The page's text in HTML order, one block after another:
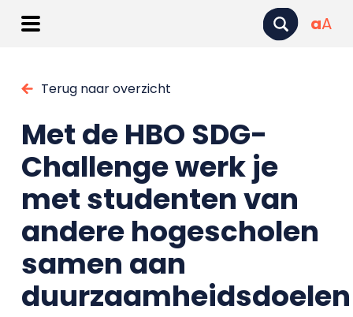
aA
Terug naar overzicht
Met de HBO SDG-
Challenge werk je
met studenten van
andere hogescholen
samen aan
duurzaamheidsdoelen